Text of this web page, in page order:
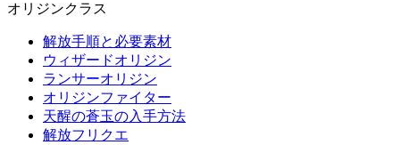
オリジンクラス
解放手順と必要素材
ウィザードオリジン
ランサーオリジン
オリジンファイター
天醒の蒼玉の入手方法
解放フリクエ